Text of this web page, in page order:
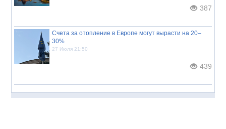
387
Счета за отопление в Европе могут вырасти на 20–
30%
27 Июля 21:50
439